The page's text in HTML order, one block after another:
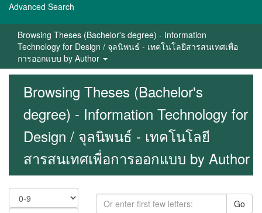
Advanced Search
Browsing Theses (Bachelor's degree) - Information
Technology for Design / จุลนิพนธ์ - เทคโนโลยีสารสนเทศเพื่อ
การออกแบบ by Author
Browsing Theses (Bachelor's
degree) - Information Technology for
Design / จุลนิพนธ์ - เทคโนโลยี
สารสนเทศเพื่อการออกแบบ by Author
Go